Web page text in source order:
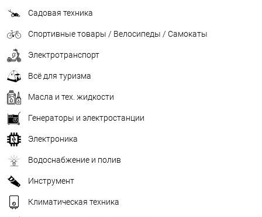
Садовая техника
Спортивные товары / Велосипеды / Самокаты
Электротранспорт
Всё для туризма
Масла и тех. жидкости
Генераторы и электростанции
Электроника
Водоснабжение и полив
Инструмент
Климатическая техника